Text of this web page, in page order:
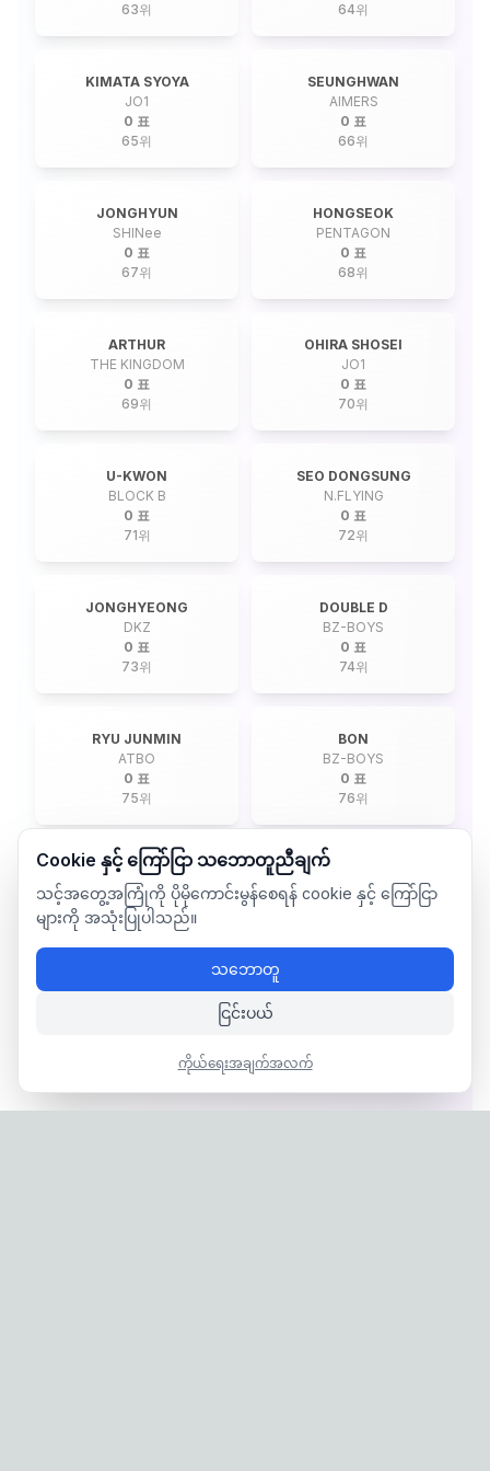
63위
64위
KIMATA SYOYA
JO1
0 표
65위
SEUNGHWAN
AIMERS
0 표
66위
JONGHYUN
SHINee
0 표
67위
HONGSEOK
PENTAGON
0 표
68위
ARTHUR
THE KINGDOM
0 표
69위
OHIRA SHOSEI
JO1
0 표
70위
U-KWON
BLOCK B
0 표
71위
SEO DONGSUNG
N.FLYING
0 표
72위
JONGHYEONG
DKZ
0 표
73위
DOUBLE D
BZ-BOYS
0 표
74위
RYU JUNMIN
ATBO
0 표
75위
BON
BZ-BOYS
0 표
76위
Cookie နှင့် ကြော်ငြာ သဘောတူညီချက်
သင့်အတွေ့အကြုံကို ပိုမိုကောင်းမွန်စေရန် cookie နှင့် ကြော်ငြာ
များကို အသုံးပြုပါသည်။
သဘောတူ
ငြင်းပယ်
ကိုယ်ရေးအချက်အလက်